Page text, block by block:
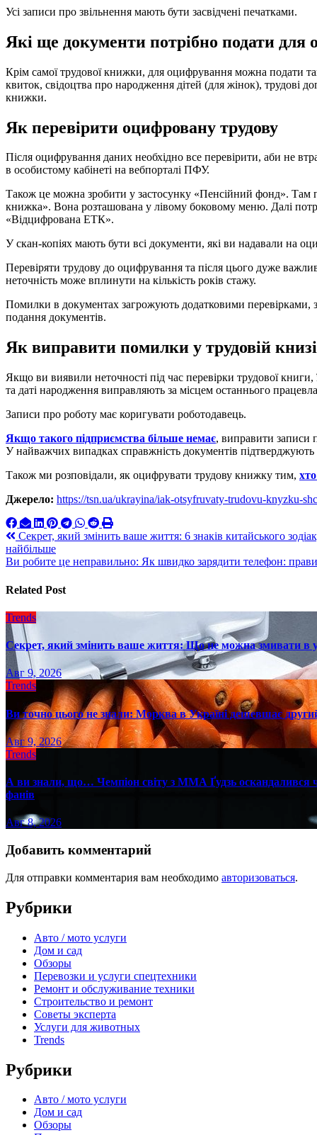
Усі записи про звільнення мають бути засвідчені печатками.
Які ще документи потрібно подати
Крім самої трудової книжки, для оцифрування можна подати
квиток, свідоцтва про народження дітей (для жінок), трудові
книжки.
Як перевірити оцифровану трудову
Після оцифрування даних необхідно все перевірити, аби не
в особистому кабінеті на вебпорталі ПФУ.
Також це можна зробити у застосунку «Пенсійний фонд». Там
книжка». Вона розташована у лівому боковому меню. Далі
«Відцифрована ЕТК».
У скан-копіях мають бути всі документи, які ви надавали на
Перевіряти трудову до оцифрування та після цього дуже
неточність може вплинути на кількість років стажу.
Помилки в документах загрожують додатковими перевірками,
подання документів.
Як виправити помилки у трудовій книзі
Якщо ви виявили неточності під час перевірки трудової
та даті народження виправляють за місцем останнього
Записи про роботу має коригувати роботодавець.
Якщо такого підприємства більше немає, виправити записи
У найважчих випадках справжність документів підтверджують
Також ми розповідали, як оцифрувати трудову книжку тим,
Джерело: https://tsn.ua/ukrayina/iak-otsyfruvaty-trudovu-knyzku-
Навигация
по
Секрет, який змінить ваше життя: 6 знаків китайського
найбільше
Ви робите це неправильно: Як швидко зарядити телефон:
Related Post
Trends
Секрет, який змінить ваше життя: Що не можна змивати в
Авг 9, 2026
Trends
Ви точно цього не знали: Морква в Україні дешевшає
Авг 9, 2026
Trends
А ви знали, що… Чемпіон світу з ММА Ґудзь оскандалився
фанів
Авг 8, 2026
Добавить комментарий
Для отправки комментария вам необходимо авторизоваться.
Рубрики
Авто / мото услуги
Дом и сад
Обзоры
Перевозки и услуги спецтехники
Ремонт и обслуживание техники
Строительство и ремонт
Советы эксперта
Услуги для животных
Trends
Рубрики
Авто / мото услуги
Дом и сад
Обзоры